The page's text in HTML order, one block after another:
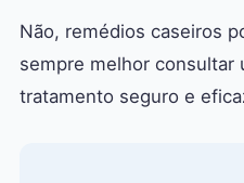
Não, remédios caseiros
sempre melhor consultar
tratamento seguro e